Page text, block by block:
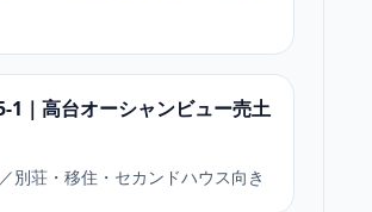
1｜高台オーシャンビュー売土
別荘・移住・セカンドハウス向き